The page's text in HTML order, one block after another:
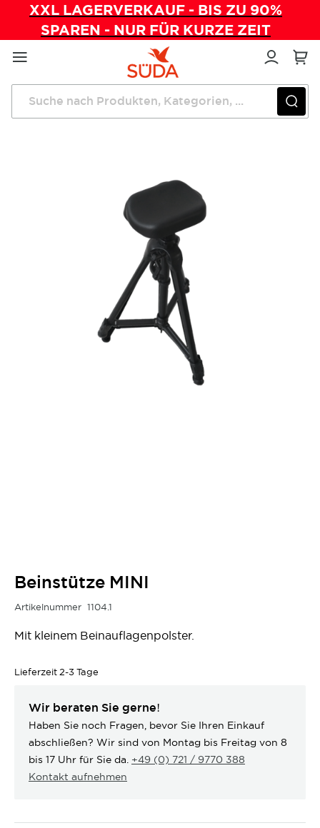
XXL LAGERVERKAUF - BIS ZU 90%
SPAREN - NUR FÜR KURZE ZEIT
Direkt
zum
Inhalt
Startseite Mobile Fußpflege Beinstütze MINI
Beinstütze MINI
Artikelnummer 1104.1
Mit kleinem Beinauflagenpolster.
Lieferzeit 2-3 Tage
Wir beraten Sie gerne!
Haben Sie noch Fragen, bevor Sie Ihren Einkauf
abschließen? Wir sind von Montag bis Freitag von 8
bis 17 Uhr für Sie da. +49 (0) 721 / 9770 388
Kontakt aufnehmen